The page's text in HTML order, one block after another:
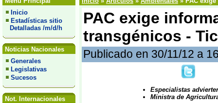
Inicio
Estadísticas sitio
Detalladas /m/d/h
Noticias Nacionales
Generales
Legislativas
Sucesos
Not. Internacionales
PAC exige
transgénicos -
Publicado en 30/11/12 a
Especialistas
Ministra de